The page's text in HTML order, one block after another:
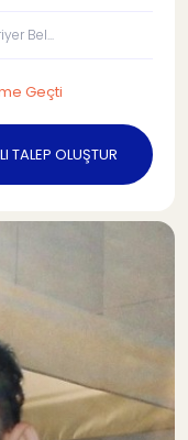
Bel...
Geçti
TALEP OLUŞTUR